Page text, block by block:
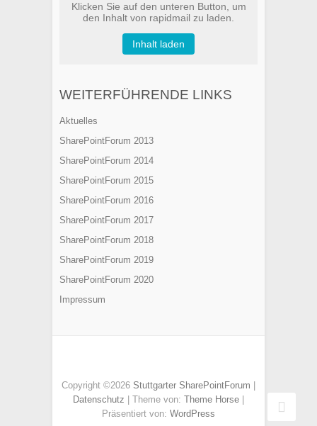
Klicken Sie auf den unteren Button, um
den Inhalt von rapidmail zu laden.
Inhalt laden
WEITERFÜHRENDE LINKS
Aktuelles
SharePointForum 2013
SharePointForum 2014
SharePointForum 2015
SharePointForum 2016
SharePointForum 2017
SharePointForum 2018
SharePointForum 2019
SharePointForum 2020
Impressum
Copyright ©2026 Stuttgarter SharePointForum
Datenschutz | Theme von: Theme Horse
Präsentiert von: WordPress